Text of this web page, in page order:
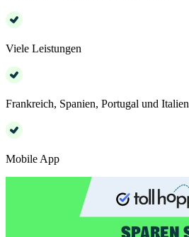
Viele Leistungen
Frankreich, Spanien, Portugal und Italien
Mobile App